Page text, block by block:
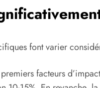
font varier
facteurs